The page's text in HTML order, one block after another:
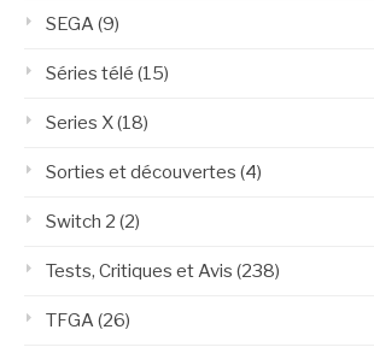
SEGA (9)
Séries télé (15)
Series X(18)
Sorties et découvertes (4)
Switch 2 (2)
Tests, Critiques et Avis (238)
TFGA (26)